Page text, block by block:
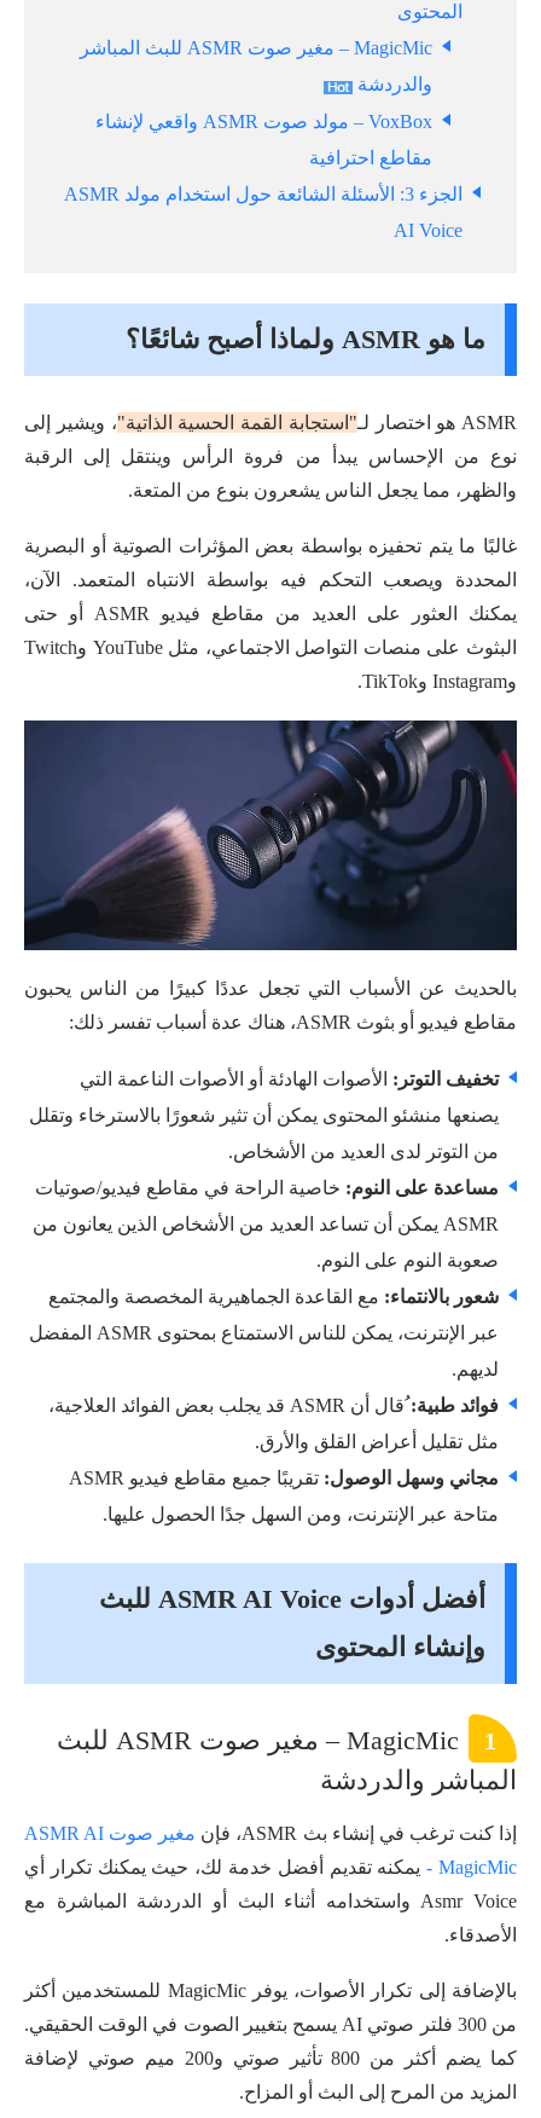
المحتوى
MagicMic – مغير صوت ASMR للبث المباشر
والدردشة
VoxBox – مولد صوت ASMR واقعي لإنشاء
مقاطع احترافية
الجزء 3: الأسئلة الشائعة حول استخدام مولد ASMR
AI Voice
ما هو ASMR ولماذا أصبح شائعًا؟
ASMR هو اختصار لـ "استجابة القمة الحسية الذاتية"، ويشير إلى
نوع من الإحساس يبدأ من فروة الرأس وينتقل إلى الرقبة
والظهر، مما يجعل الناس يشعرون بنوع من المتعة.
غالبًا ما يتم تحفيزه بواسطة بعض المؤثرات الصوتية أو البصرية
المحددة ويصعب التحكم فيه بواسطة الانتباه المتعمد. الآن،
يمكنك العثور على العديد من مقاطع فيديو ASMR أو حتى
البثوث على منصات التواصل الاجتماعي، مثل YouTube وTwitch
وInstagram وTikTok.
بالحديث عن الأسباب التي تجعل عددًا كبيرًا من الناس يحبون
مقاطع فيديو أو بثوث ASMR، هناك عدة أسباب تفسر ذلك:
تخفيف التوتر: الأصوات الهادئة أو الأصوات الناعمة التي
يصنعها منشئو المحتوى يمكن أن تثير شعورًا بالاسترخاء وتقلل
من التوتر لدى العديد من الأشخاص.
مساعدة على النوم: خاصية الراحة في مقاطع فيديو/صوتيات
ASMR يمكن أن تساعد العديد من الأشخاص الذين يعانون من
صعوبة النوم على النوم.
شعور بالانتماء: مع القاعدة الجماهيرية المخصصة والمجتمع
عبر الإنترنت، يمكن للناس الاستمتاع بمحتوى ASMR المفضل
لديهم.
فوائد طبية:
ُقال أن ASMR قد يجلب بعض الفوائد العلاجية،
مثل تقليل أعراض القلق والأرق.
مجاني وسهل الوصول:
تقريبًا جميع مقاطع فيديو ASMR
متاحة عبر الإنترنت، ومن السهل جدًا الحصول عليها.
أفضل أدوات ASMR AI Voice للبث
وإنشاء المحتوى
1
MagicMic – مغير صوت ASMR للبث
المباشر والدردشة
إذا كنت ترغب في إنشاء بث ASMR، فإن
مغير صوت ASMR AI
- MagicMicيمكنه تقديم أفضل خدمة لك، حيث يمكنك تكرار أي
Asmr Voice واستخدامه أثناء البث أو الدردشة المباشرة مع
الأصدقاء.
بالإضافة إلى تكرار الأصوات، يوفر MagicMic للمستخدمين أكثر
من 300 فلتر صوتي AI يسمح بتغيير الصوت في الوقت الحقيقي.
كما يضم أكثر من 800 تأثير صوتي و200 ميم صوتي لإضافة
المزيد من المرح إلى البث أو المزاح.